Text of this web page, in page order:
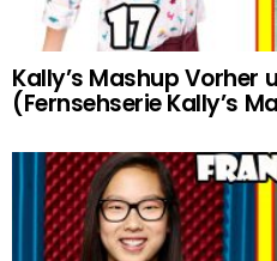
Kally’s Mashup Vorher
(Fernsehserie Kally’s